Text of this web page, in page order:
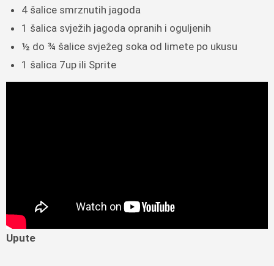
4 šalice smrznutih jagoda
1 šalica svježih jagoda opranih i oguljenih
½ do ¾ šalice svježeg soka od limete po ukusu
1 šalica 7up ili Sprite
Upute